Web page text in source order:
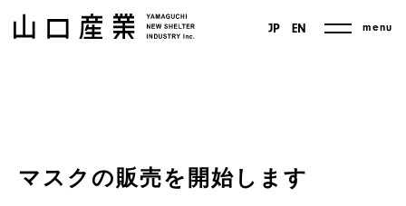
JP EN menu
マスクの販売を開始します